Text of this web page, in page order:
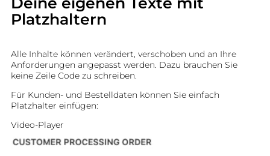
Platzhaltern
Alle Inhalte können verändert, verschoben und an Ihre
Anforderungen angepasst werden. Dazu brauchen Sie
keine Zeile Code zu schreiben.
Für Kunden- und Bestelldaten können Sie einfach
Platzhalter einfügen:
Video-Player